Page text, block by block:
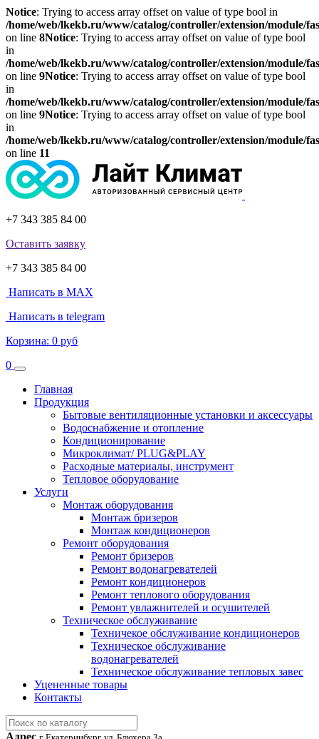
Notice: Trying to access array offset on value of type bool in
/home/web/lkekb.ru/www/catalog/controller/extension/module/
on line 8Notice: Trying to access array offset on value of type bool
in
/home/web/lkekb.ru/www/catalog/controller/extension/module/
on line 9Notice: Trying to access array offset on value of type bool
in
/home/web/lkekb.ru/www/catalog/controller/extension/module/
on line 9Notice: Trying to access array offset on value of type bool
in
/home/web/lkekb.ru/www/catalog/controller/extension/module/
on line 11
+7 343 385 84 00
Оставить заявку
+7 343 385 84 00
Написать в MAX
Написать в telegram
Корзина: 0 руб
0
Главная
Продукция
Бытовые вентиляционные установки и аксессуары
Водоснабжение и отопление
Кондиционирование
Микроклимат/ PLUG&PLAY
Расходные материалы, инструмент
Тепловое оборудование
Услуги
Монтаж оборудования
Монтаж бризеров
Монтаж кондиционеров
Ремонт оборудования
Ремонт бризеров
Ремонт водонагревателей
Ремонт кондиционеров
Ремонт теплового оборудования
Ремонт увлажнителей и осушителей
Техническое обслуживание
Техничекое обслуживание кондиционеров
Техническое обслуживание
водонагревателей
Техническое обслуживание тепловых завес
Уцененные товары
Контакты
Адрес